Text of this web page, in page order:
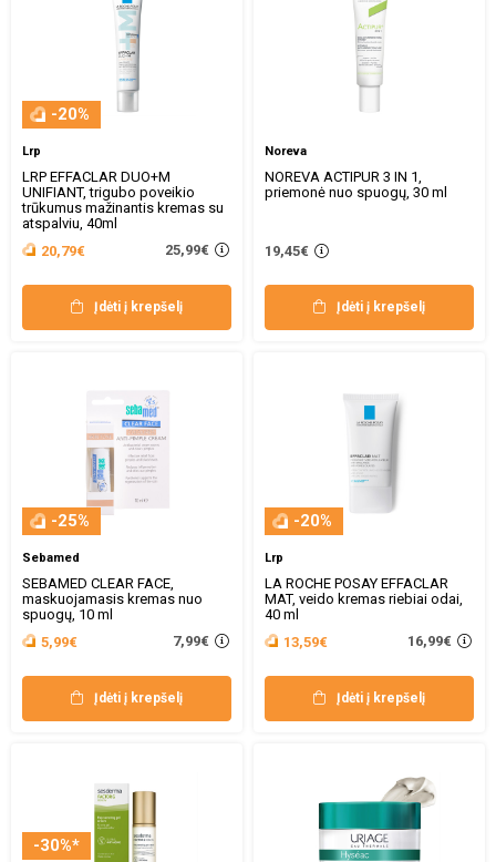
-20%
Lrp
LRP EFFACLAR DUO+M
UNIFIANT, trigubo poveikio
trūkumus mažinantis kremas su
atspalviu, 40ml
20,79€
25,99€
Įdėti į krepšelį
Noreva
NOREVA ACTIPUR 3 IN 1,
priemonė nuo spuogų, 30 ml
19,45€
Įdėti į krepšelį
-25%
Sebamed
SEBAMED CLEAR FACE,
maskuojamasis kremas nuo
spuogų, 10 ml
5,99€
7,99€
Įdėti į krepšelį
-20%
Lrp
LA ROCHE POSAY EFFACLAR
MAT, veido kremas riebiai odai,
40 ml
13,59€
16,99€
Įdėti į krepšelį
-30%*